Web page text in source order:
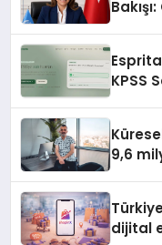
KPSS
9,6
dijital